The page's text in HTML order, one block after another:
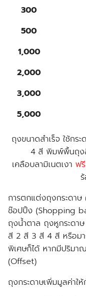
300
500
1,000
2,000
3,000
5,000
ถุงขนาดสำเร็จ ใช้ก
4 สี พิมพ์พื้นถุง
เคลือบลามิเนตเงา ฟรี
การตกแต่งถุงกระดา
ช๊อปปิ้ง (Shopping
ถุงน้ำตาล ถุงหูกระด
สี 2 สี 3 สี 4 สี หรือมา
พิเศษก็ได้ หากมีปริมา
(Offset)
ถุงกระดาษเพิ่มมูลค่า